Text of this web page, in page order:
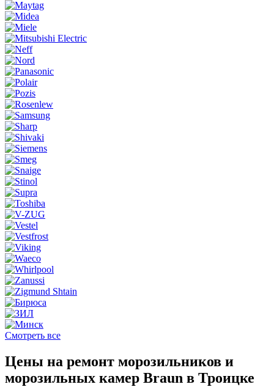
Смотреть все
Цены на ремонт морозильников и
морозильных камер Braun в Троицке